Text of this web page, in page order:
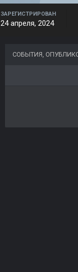
ЗАРЕГИСТРИРОВАН
24 апреля, 2024
СОБЫТИЯ,